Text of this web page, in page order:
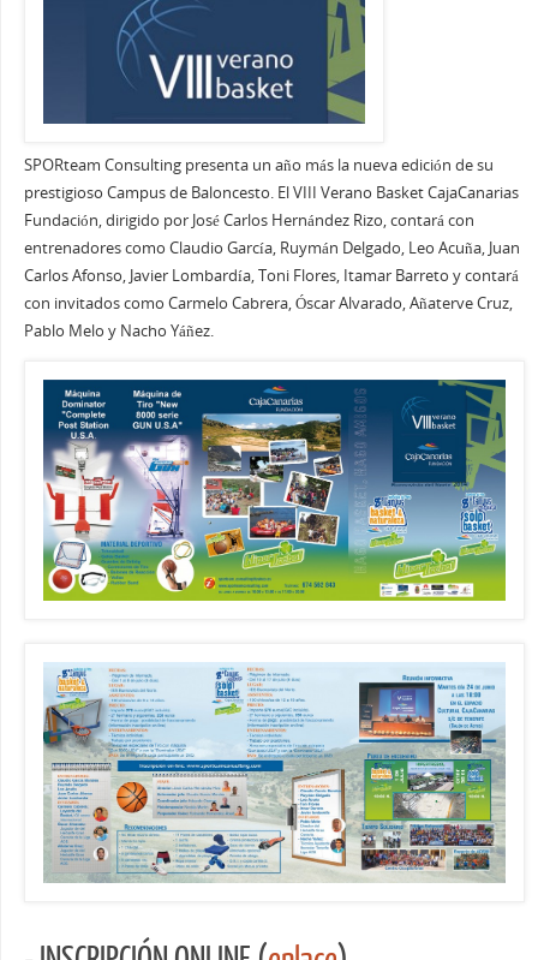
SPORteam Consulting presenta un año más la nueva edición de su
prestigioso Campus de Baloncesto. El VIII Verano Basket CajaCanarias
Fundación, dirigido por José Carlos Hernández Rizo, contará con
entrenadores como Claudio García, Ruymán Delgado, Leo Acuña, Juan
Carlos Afonso, Javier Lombardía, Toni Flores, Itamar Barreto y contará
con invitados como Carmelo Cabrera, Óscar Alvarado, Añaterve Cruz,
Pablo Melo y Nacho Yáñez.